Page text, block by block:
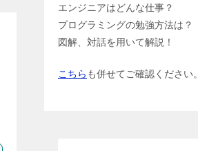
エンジニアはどんな仕事？
プログラミングの勉強方法は？
図解、対話を用いて解説！
こちら も併せてご確認ください。